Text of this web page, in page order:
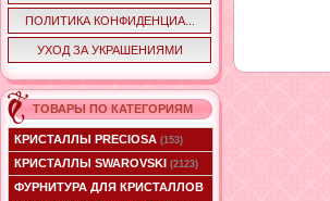
ПОЛИТИКА КОНФИДЕНЦИА...
УХОД ЗА УКРАШЕНИЯМИ
ТОВАРЫ ПО КАТЕГОРИЯМ
КРИСТАЛЛЫ PRECIOSA (153)
КРИСТАЛЛЫ SWAROVSKI (2123)
ФУРНИТУРА ДЛЯ КРИСТАЛЛОВ